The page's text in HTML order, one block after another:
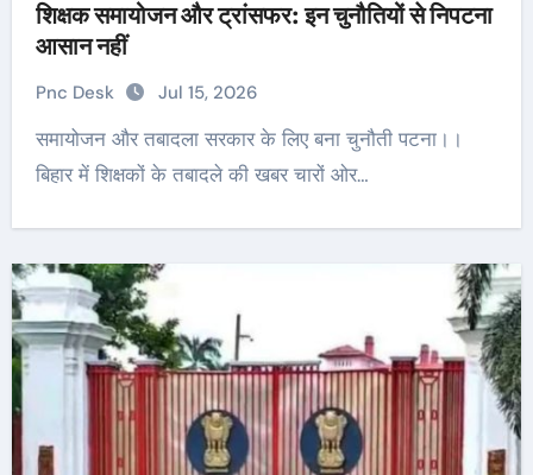
शिक्षक समायोजन और ट्रांसफर: इन चुनौतियों से निपटना
आसान नहीं
Pnc Desk Jul 15, 2026
समायोजन और तबादला सरकार के लिए बना चुनौती पटना।।
बिहार में शिक्षकों के तबादले की खबर चारों ओर…